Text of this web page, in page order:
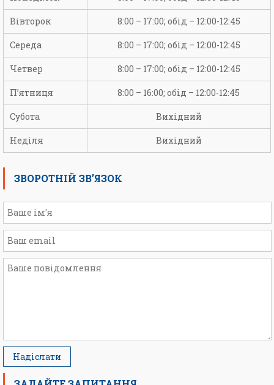
Вівторок 8:00 – 17:00; обід – 12:00-12:45
Середа 8:00 – 17:00; обід – 12:00-12:45
Четвер 8:00 – 17:00; обід – 12:00-12:45
П’ятниця 8:00 – 16:00; обід – 12:00-12:45
Субота Вихідний
Неділя Вихідний
ЗВОРОТНІЙ ЗВ’ЯЗОК